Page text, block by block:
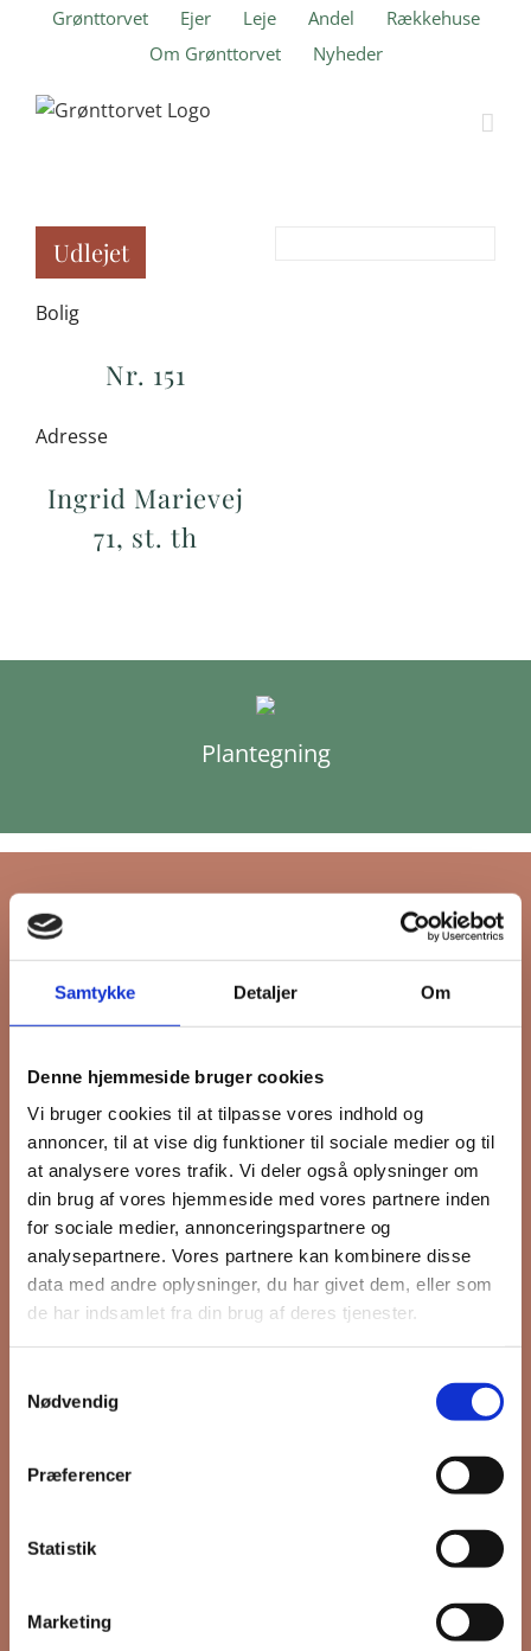
Samtykke Detaljer Om
Denne hjemmeside bruger cookies
Vi bruger cookies til at tilpasse vores indhold og
annoncer, til at vise dig funktioner til sociale medier og til
at analysere vores trafik. Vi deler også oplysninger om
din brug af vores hjemmeside med vores partnere inden
for sociale medier, annonceringspartnere og
analysepartnere. Vores partnere kan kombinere disse
data med andre oplysninger, du har givet dem, eller som
de har indsamlet fra din brug af deres tjenester.
Nødvendig
Præferencer
Statistik
Marketing
Grønttorvet Ejer Leje Andel
Rækkehuse
Om Grønttorvet
Nyheder
Udlejet
Bolig
Nr. 151
Adresse
Ingrid Marievej
71, st. th
Plantegning
Tilmeld dig FB
nyhedsbrev
Hold dig opdateret på hvad der sker
på Grønttorvet. I vores nyhedsbrev
sender vi blandt andet invitation til
VIP Åbent Hus, når vi sætter nye
boliger til salg og udlejning, så du